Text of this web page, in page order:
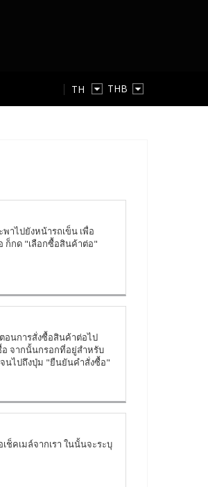
TH
TH
าไปยังหน้ารถเข็น เพื่อ
ก็กด "เลือกซื้อสินค้าต่อ"
อนการสั่งซื้อสินค้าต่อไป
จากนั้นกรอกที่อยู่สำหรับ
จนไปถึงปุ่ม "ยืนยันคำสั่งซื้อ"
ช็คเมล์จากเรา ในนั้นจะระบุ